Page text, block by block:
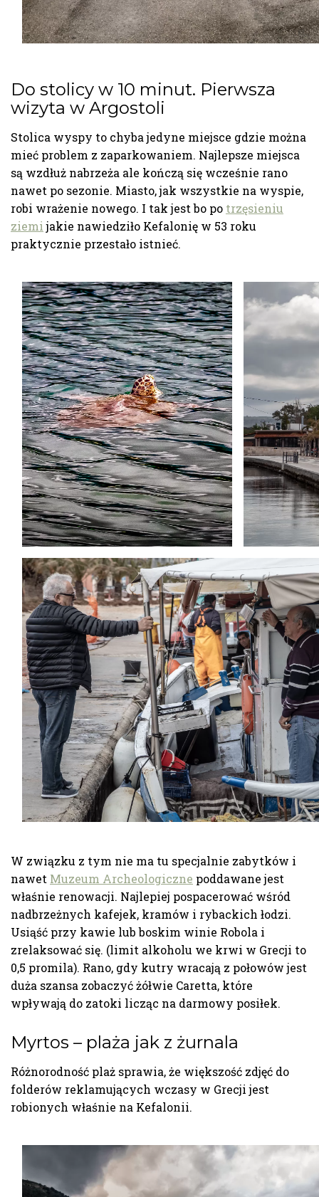
Do stolicy w 10 minut. Pierwsza
wizyta w Argostoli
Stolica wyspy to chyba jedyne miejsce gdzie można
mieć problem z zaparkowaniem. Najlepsze miejsca
są wzdłuż nabrzeża ale kończą się wcześnie rano
nawet po sezonie. Miasto, jak wszystkie na wyspie,
robi wrażenie nowego. I tak jest bo po trzęsieniu
ziemi jakie nawiedziło Kefalonię w 53 roku
praktycznie przestało istnieć.
W związku z tym nie ma tu specjalnie zabytków i
nawet Muzeum Archeologiczne poddawane jest
właśnie renowacji. Najlepiej pospacerować wśród
nadbrzeżnych kafejek, kramów i rybackich łodzi.
Usiąść przy kawie lub boskim winie Robola i
zrelaksować się. (limit alkoholu we krwi w Grecji to
0,5 promila). Rano, gdy kutry wracają z połowów jest
duża szansa zobaczyć żółwie Caretta, które
wpływają do zatoki licząc na darmowy posiłek.
Myrtos – plaża jak z żurnala
Różnorodność plaż sprawia, że większość zdjęć do
folderów reklamujących wczasy w Grecji jest
robionych właśnie na Kefalonii.